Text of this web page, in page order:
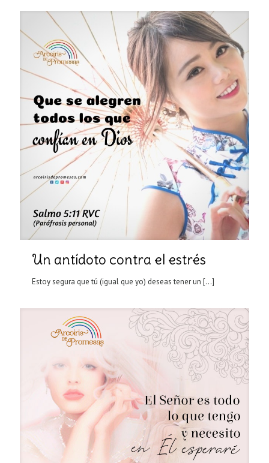
Un antídoto contra el estrés
Estoy segura que tú (igual que yo) deseas tener un […]